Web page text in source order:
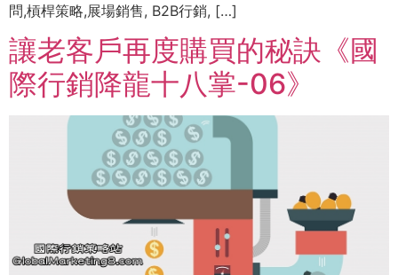
問,槓桿策略,展場銷售, B2B行銷, […]
讓老客戶再度購買的秘訣《國
際行銷降龍十八掌-06》